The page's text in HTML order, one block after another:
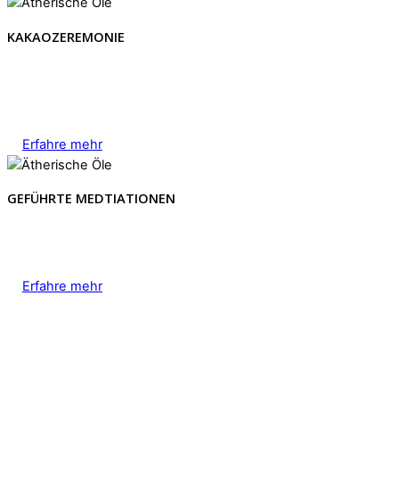
KAKAOZEREMONIE
Erfahre mehr
GEFÜHRTE MEDTIATIONEN
Erfahre mehr